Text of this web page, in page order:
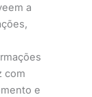
a
com
e